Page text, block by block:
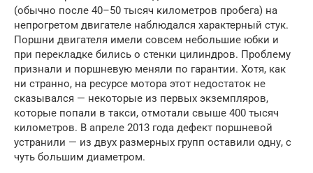
(обычно после 40–50 тысяч километров пробега) на
непрогретом двигателе наблюдался характерный стук.
Поршни двигателя имели совсем небольшие юбки и
при перекладке бились о стенки цилиндров. Проблему
признали и поршневую меняли по гарантии. Хотя, как
ни странно, на ресурсе мотора этот недостаток не
сказывался — некоторые из первых экземпляров,
которые попали в такси, отмотали свыше 400 тысяч
километров. В апреле 2013 года дефект поршневой
устранили — из двух размерных групп оставили одну, с
чуть большим диаметром.